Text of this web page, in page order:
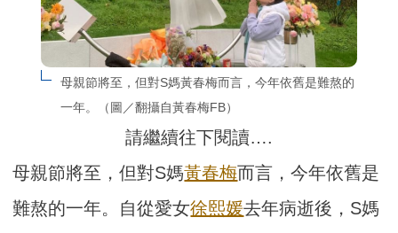
母親節將至，但對S媽黃春梅而言，今年依舊是難熬的
一年。（圖／翻攝自黃春梅FB）
請繼續往下閱讀….
母親節將至，但對S媽黃春梅而言，今年依舊是
難熬的一年。自從愛女徐熙媛去年病逝後，S媽